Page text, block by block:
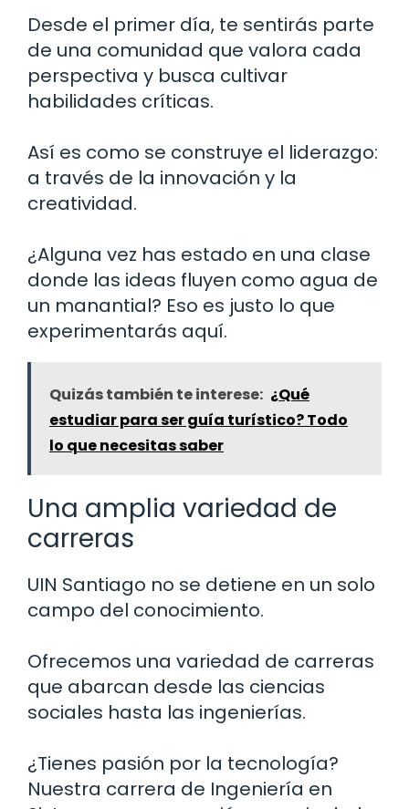
Desde el primer día, te sentirás parte
de una comunidad que valora cada
perspectiva y busca cultivar
habilidades críticas.
Así es como se construye el liderazgo:
a través de la innovación y la
creatividad.
¿Alguna vez has estado en una clase
donde las ideas fluyen como agua de
un manantial? Eso es justo lo que
experimentarás aquí.
Quizás también te interese: ¿Qué
estudiar para ser guía turístico? Todo
lo que necesitas saber
Una amplia variedad de
carreras
UIN Santiago no se detiene en un solo
campo del conocimiento.
Ofrecemos una variedad de carreras
que abarcan desde las ciencias
sociales hasta las ingenierías.
¿Tienes pasión por la tecnología?
Nuestra carrera de Ingeniería en